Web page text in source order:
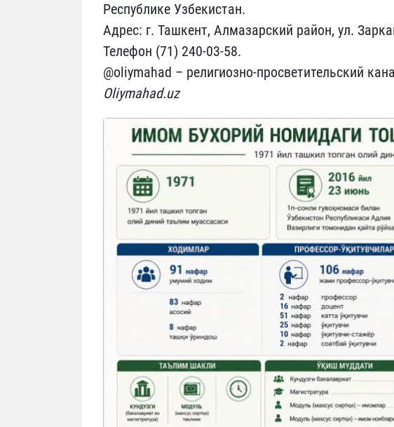
Республике Узбекистан.
Адрес: г. Ташкент, Алмазарский район, ул.
Телефон (71) 240-03-58.
@oliymahad – религиозно-просветительский
Oliymahad.uz